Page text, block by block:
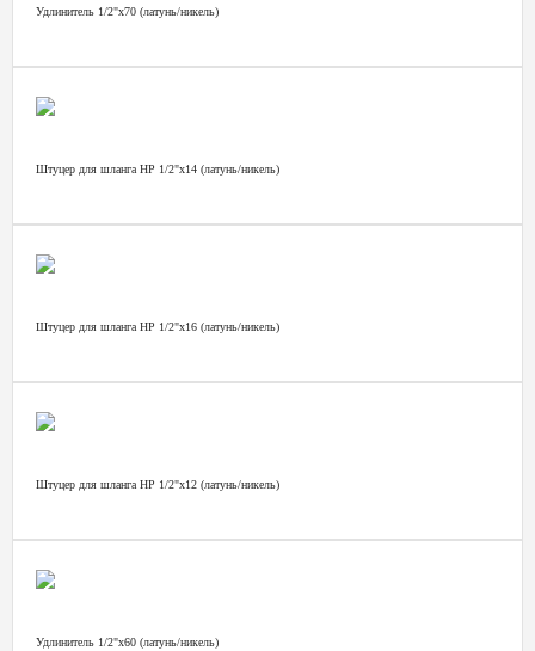
Удлинитель 1/2"х70 (латунь/никель)
Штуцер для шланга НР 1/2"х14 (латунь/никель)
Штуцер для шланга НР 1/2"х16 (латунь/никель)
Штуцер для шланга НР 1/2"х12 (латунь/никель)
Удлинитель 1/2"х60 (латунь/никель)